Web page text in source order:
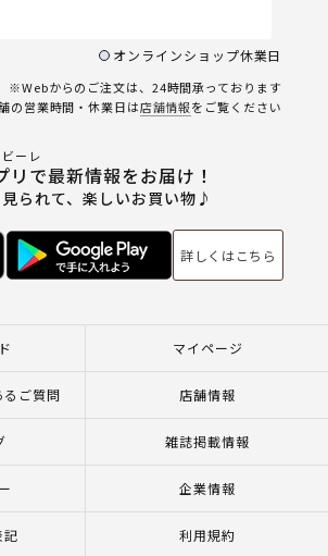
オンラインショップ休業日
※Webからのご注文は、24時間承っております
の営業時間・休業日は店舗情報をご覧ください
ーレ
リで最新情報をお届け！
られて、楽しいお買い物♪
詳しくはこちら
マイページ
ご質問 店舗情報
雑誌掲載情報
企業情報
記 利用規約